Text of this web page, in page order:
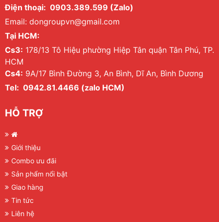
Điện thoại: 0903.389.599 (Zalo)
Email: dongroupvn@gmail.com
Tại HCM:
Cs3: 178/13 Tô Hiệu phường Hiệp Tân quận Tân Phú, TP.
HCM
Cs4: 9A/17 Bình Đường 3, An Bình, Dĩ An, Bình Dương
Tel: 0942.81.4466 (zalo HCM)
HỖ TRỢ
Giới thiệu
Combo ưu đãi
Sản phẩm nổi bật
Giao hàng
Tin tức
Liên hệ